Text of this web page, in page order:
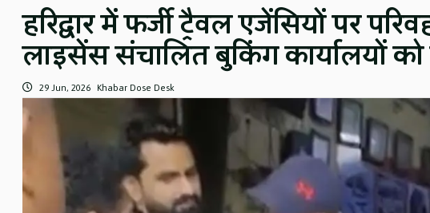
हरिद्वार में फर्जी ट्रैवल एजेंसियों पर
लाइसेंस संचालित बुकिंग कार्यालयों को
29 Jun, 2026 Khabar Dose Desk